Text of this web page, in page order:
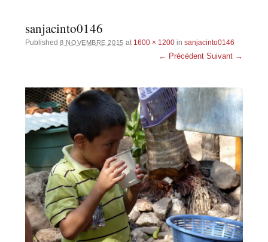
sanjacinto0146
Published8 NOVEMBRE 2015 at 1600 × 1200in sanjacinto0146
← Précédent Suivant →